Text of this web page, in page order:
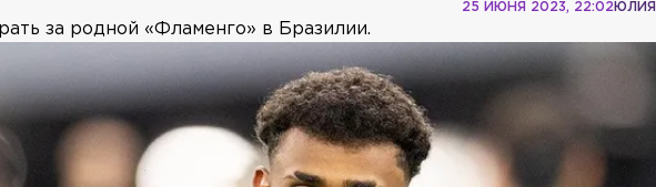
25 ИЮНЯ 2023, 22:02
за родной «Фламенго» в Бразилии.